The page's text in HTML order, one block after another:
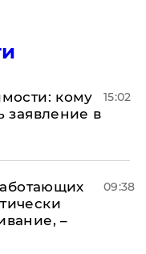
кому
заявление в
15:02
–
09:38